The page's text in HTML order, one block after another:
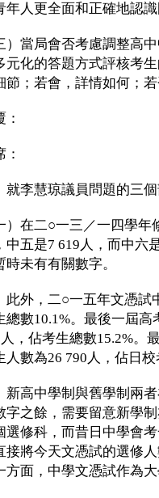
年人更全面和正確地認
）當局會否考慮調整高
元化的答題方式評核考
節；若會，詳情如何；
：
：
慧琼議員問題的三個
）在二○一三／一四學
中五是7 619人，而中六
時未有有關數字。
，二○一五年文憑試中
總數10.1%。最後一屆
，佔考生總數15.2%。
人數為26 790人，佔日
中學制與舊學制兩者
字之餘，需要留意新學
選修科，而昔日中學會
接將今天文憑試的選修
方面，中學文憑試作為